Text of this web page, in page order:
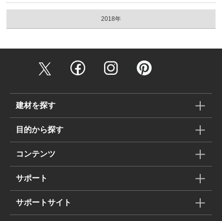
2018年
建材を探す
目的から探す
コンテンツ
サポート
サポートサイト